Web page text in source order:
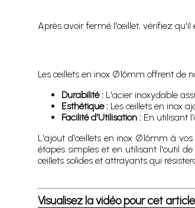
Après avoir fermé l'œillet, vérifiez qu'il
Les œillets en inox Ø16mm offrent de
Durabilité :L'acier inoxydable
Esthétique :Les œillets en inox
Facilité d'Utilisation :En utilisant
L'ajout d'œillets en inox Ø16mm à
étapes simples et en utilisant l'outil
œillets solides et attrayants qui
Visualisez la vidéo pour cet article